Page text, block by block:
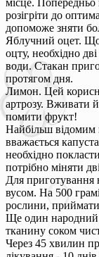
розігріти до
допоможе зняти
Яблучний оцет.
оцту, необхідно
води. Стакан
протягом дня.
Лимон. Цей
артрозу. Вживати
помити фрукт!
Найбільш відомим
вважається
необхідно
потрібно міняти
Для приготування
вусом. На 500
рослини,
Ще один народний
тканину соком
Через 45 хвилин